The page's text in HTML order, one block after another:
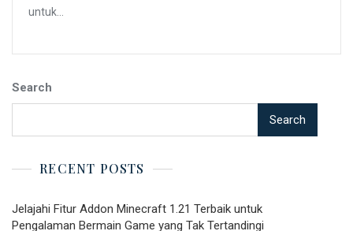
untuk…
Search
Search
RECENT POSTS
Jelajahi Fitur Addon Minecraft 1.21 Terbaik untuk
Pengalaman Bermain Game yang Tak Tertandingi